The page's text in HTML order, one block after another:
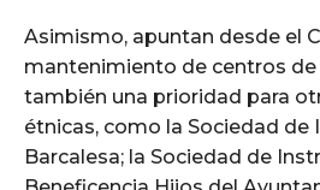
Asimismo, apuntan desde el
mantenimiento de centros de
también una prioridad para
étnicas, como la Sociedad de
Barcalesa; la Sociedad de